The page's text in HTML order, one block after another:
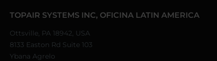
TOPAIR SYSTEMS INC, OFICINA LATIN AMERICA
Ottsville, PA 18942, USA
8133 Easton Rd Suite 103
Ybana Agrelo